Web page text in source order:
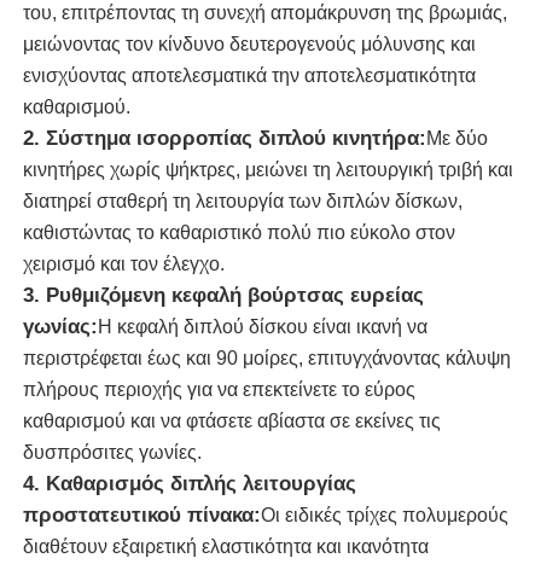
επαφή
Νέα
Όλες οι περιπτώσεις
Ζητήστε ένα απόσπασμα
καθαρίζοντας βούρτσα ηλιακών πλαισίων
Ηλιακό πάνελ περιστρεφόμενη βούρτσα
Βούρτσα Πλυσίματος Ηλιακών Πάνελ
Βούρτσα κυλίνδρου ηλιακού πάνελ
του, επιτρέποντας τη συνεχή απομάκρυνση της βρωμιάς,
μειώνοντας τον κίνδυνο δευτερογενούς μόλυνσης και
ενισχύοντας αποτελεσματικά την αποτελεσματικότητα
καθαρισμού.
2. Σύστημα ισορροπίας διπλού κινητήρα: Με δύο
κινητήρες χωρίς ψήκτρες, μειώνει τη λειτουργική τριβή και
διατηρεί σταθερή τη λειτουργία των διπλών δίσκων,
καθιστώντας το καθαριστικό πολύ πιο εύκολο στον
χειρισμό και τον έλεγχο.
3. Ρυθμιζόμενη κεφαλή βούρτσας ευρείας
γωνίας: Η κεφαλή διπλού δίσκου είναι ικανή να
περιστρέφεται έως και 90 μοίρες, επιτυγχάνοντας κάλυψη
πλήρους περιοχής για να επεκτείνετε το εύρος
καθαρισμού και να φτάσετε αβίαστα σε εκείνες τις
δυσπρόσιτες γωνίες.
4. Καθαρισμός διπλής λειτουργίας
προστατευτικού πίνακα:Οι ειδικές τρίχες πολυμερούς
διαθέτουν εξαιρετική ελαστικότητα και ικανότητα